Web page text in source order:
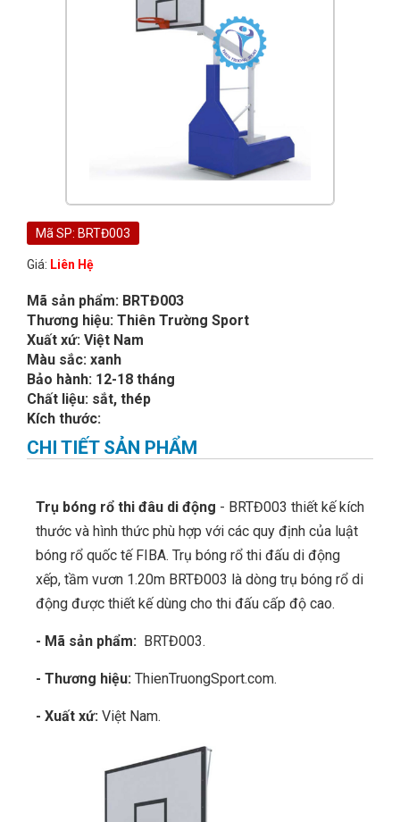
Mã SP: BRTĐ003
Giá: Liên Hệ
Mã sản phẩm: BRTĐ003
Thương hiệu: Thiên Trường Sport
Xuất xứ: Việt Nam
Màu sắc: xanh
Bảo hành: 12-18 tháng
Chất liệu: sắt, thép
Kích thước:
CHI TIẾT SẢN PHẨM
Trụ bóng rổ thi đâu di động - BRTĐ003 thiết kế kích
thước và hình thức phù hợp với các quy định của luật
bóng rổ quốc tế FIBA. Trụ bóng rổ thi đấu di động
xếp, tầm vươn 1.20m BRTĐ003 là dòng trụ bóng rổ di
động được thiết kế dùng cho thi đấu cấp độ cao.
- Mã sản phẩm: BRTĐ003.
- Thương hiệu: ThienTruongSport.com.
- Xuất xứ: Việt Nam.